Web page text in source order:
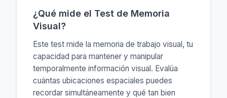
¿Qué mide el Test de Memoria
Visual?
Este test mide la memoria de trabajo visual, tu
capacidad para mantener y manipular
temporalmente información visual. Evalúa
cuántas ubicaciones espaciales puedes
recordar simultáneamente y qué tan bien